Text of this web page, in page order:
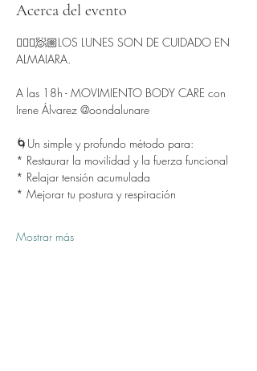
Acerca del evento
🧘🏻‍♂️🧖🏼LOS LUNES SON DE CUIDADO EN
ALMAIARA.
A las 18h - MOVIMIENTO BODY CARE con
Irene Álvarez @oondalunare
🌀Un simple y profundo método para:
* Restaurar la movilidad y la fuerza funcional
* Relajar tensión acumulada
* Mejorar tu postura y respiración
Mostrar más